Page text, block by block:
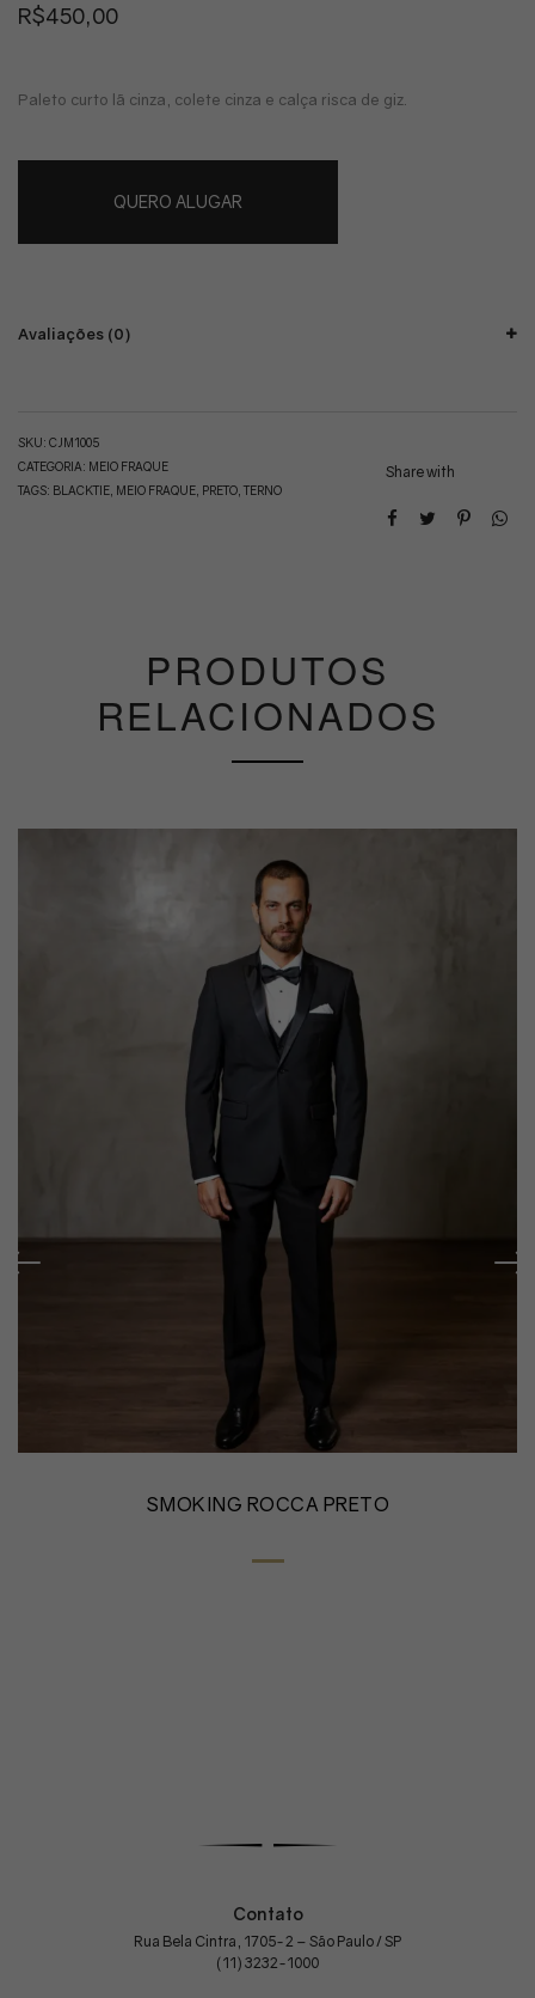
R$450,00
Paleto curto lã cinza, colete cinza e calça risca de giz.
QUERO ALUGAR
Avaliações (0)
SKU: CJM1005
CATEGORIA: MEIO FRAQUE
TAGS: BLACKTIE MEIO FRAQUE PRETO TERNO
Share with
PRODUTOS
RELACIONADOS
SMOKING ROCCA PRETO
Contato
Rua Bela Cintra, 1705-2 – São Paulo / SP
(11) 3232-1000